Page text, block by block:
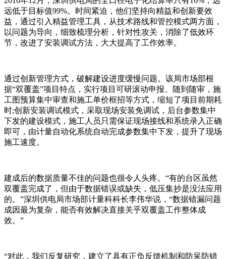
远低于目标值99%。时间紧迫，他们坚持向精益和创新要效
益，通过引入精益管理工具，从技术路线和管控模式两方面，
以问题为导向，细致梳理分析，针对性攻关，消除了低效环
节，改进了安装调试方法，大大提高了工作效率。
通过创新管理方式，破解建设进度缓慢问题。该局市场部根
据“双覆盖”项目特点，实行项目可研滚动申报、随到随审，施
工图预算集中审查和施工单价框招等方式，缩短了项目前期耗
时;创新安装调试模式，采取现场安装免调试，后台参数集中
下发的建设模式，施工人员只需保证现场接线和系统录入正确
即可，由计量自动化系统自动完成参数集中下发，提升了现场
施工速度。
建成后的数据质量不佳的问题也很令人头疼。“有的台区虽然
双覆盖完成了，但由于数据错误或缺失，低压集抄是没法应用
的。”深圳供电局市场部计量科科长李伟华说，“数据错漏问题
成因最为复杂，能否有效解决直接关乎双覆盖工作整体成
效。”
“对此，我们反复研究，建立了具有正负反馈机制和防呆防错